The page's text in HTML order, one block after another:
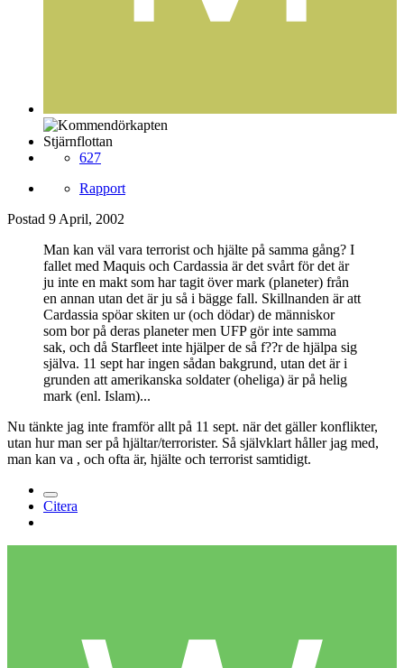
Stjärnflottan
627
Rapport
Postad 9 April, 2002
Man kan väl vara terrorist och hjälte på samma gång? I
fallet med Maquis och Cardassia är det svårt för det är
ju inte en makt som har tagit över mark (planeter) från
en annan utan det är ju så i bägge fall. Skillnanden är att
Cardassia spöar skiten ur (och dödar) de människor
som bor på deras planeter men UFP gör inte samma
sak, och då Starfleet inte hjälper de så f??r de hjälpa sig
själva. 11 sept har ingen sådan bakgrund, utan det är i
grunden att amerikanska soldater (oheliga) är på helig
mark (enl. Islam)...
Nu tänkte jag inte framför allt på 11 sept. när det gäller konflikter,
utan hur man ser på hjältar/terrorister. Så självklart håller jag med,
man kan va , och ofta är, hjälte och terrorist samtidigt.
Citera